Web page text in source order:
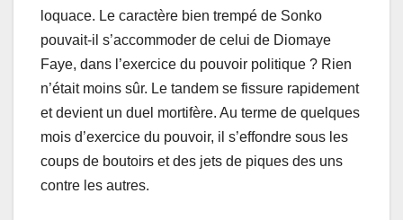
loquace. Le caractère bien trempé de Sonko
pouvait-il s’accommoder de celui de Diomaye
Faye, dans l’exercice du pouvoir politique ? Rien
n’était moins sûr. Le tandem se fissure rapidement
et devient un duel mortifère. Au terme de quelques
mois d’exercice du pouvoir, il s’effondre sous les
coups de boutoirs et des jets de piques des uns
contre les autres.